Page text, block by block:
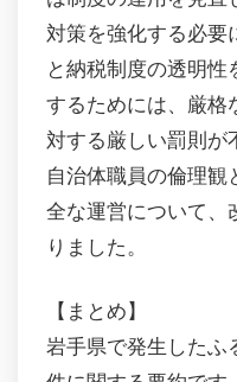
対策を強化する必要
と納税制度の透明性
するためには、厳格
対する厳しい罰則が
自治体職員の倫理観
全な運営について、
りました。
【まとめ】
岩手県で発生したふ